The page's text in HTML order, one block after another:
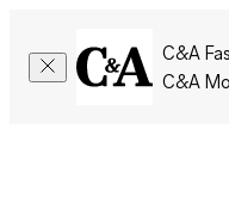
C&A
C&A